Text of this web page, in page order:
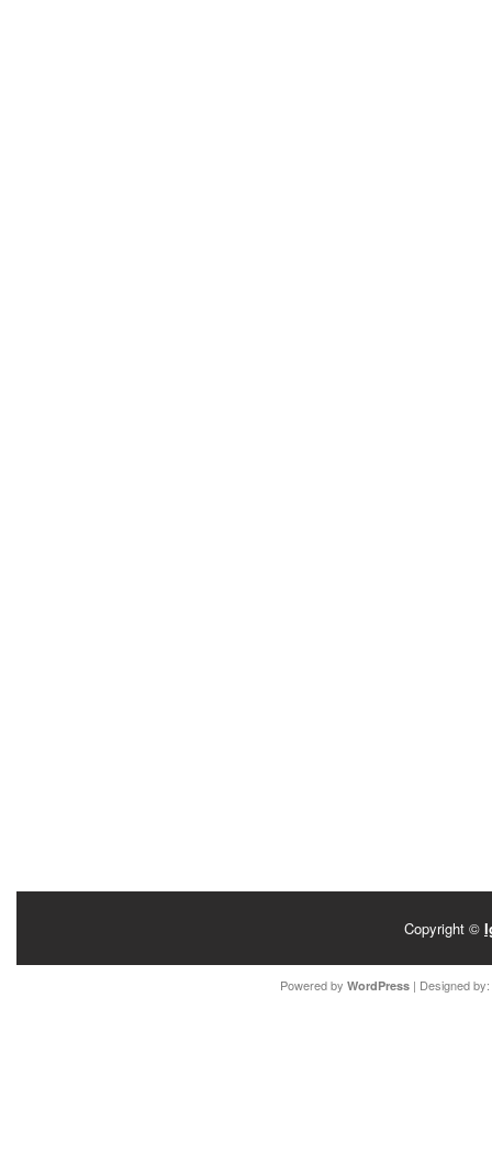
Copyright ©
Powered by WordPress| Designed by: